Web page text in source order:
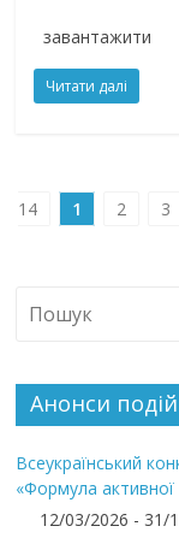
завантажити
Читати далі
14
1 2 3
Анонси подій
Всеукраїнський
«Формула активної
12/03/2026 - 31/